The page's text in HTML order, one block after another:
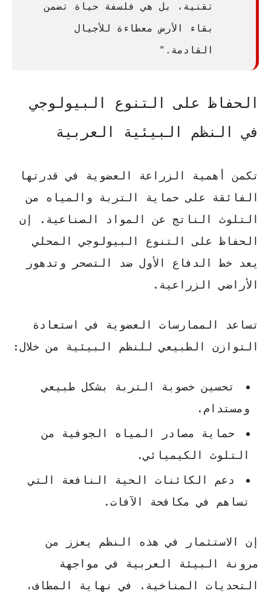
تقنية، بل هي فلسفة حياة تضمن
بقاء الأرض معطاءة للأجيال
القادمة."
الحفاظ على التنوع البيولوجي
في النظم البيئية العربية
تكمن أهمية الزراعة العضوية في قدرتها
الفائقة على حماية التربة والمياه من
التلوث الناتج عن المواد الصناعية. إن
الحفاظ على التنوع البيولوجي المحلي
يعد خط الدفاع الأول ضد التصحر وتدهور
الأراضي الزراعية.
تساعد الممارسات العضوية في استعادة
التوازن الطبيعي للنظم البيئية من خلال:
تحسين خصوبة التربة بشكل طبيعي
ومستدام.
حماية مصادر المياه الجوفية من
التلوث الكيميائي.
دعم الكائنات الحية النافعة التي
تساهم في مكافحة الآفات.
إن الاستثمار في هذه النظم يعزز من
مرونة البيئة العربية في مواجهة
التحديات المناخية. في نهاية المطاف،